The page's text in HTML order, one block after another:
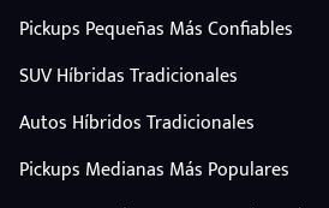
Pickups Pequeñas Más Confiables
SUV Híbridas Tradicionales
Autos Híbridos Tradicionales
Pickups Medianas Más Populares